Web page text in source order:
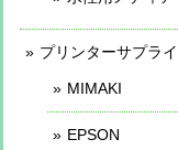
プリンターサプライ
MIMAKI
EPSON